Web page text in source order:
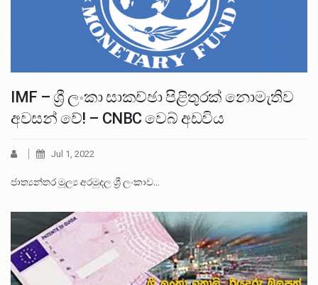
IMF – ශ්‍රී ලංකා සාකච්ඡා පිළිතුරක් නොමැතිව
අවසන් වේ! – CNBC වෙබ් අඩවිය
Jul 1, 2022
ජාත්‍යන්තර මූල්‍ය අරමුදල ශ්‍රී ලංකාව…